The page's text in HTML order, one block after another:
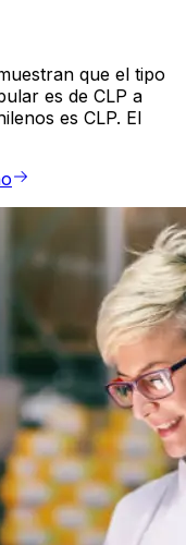
que el tipo
es de CLP a
es CLP. El